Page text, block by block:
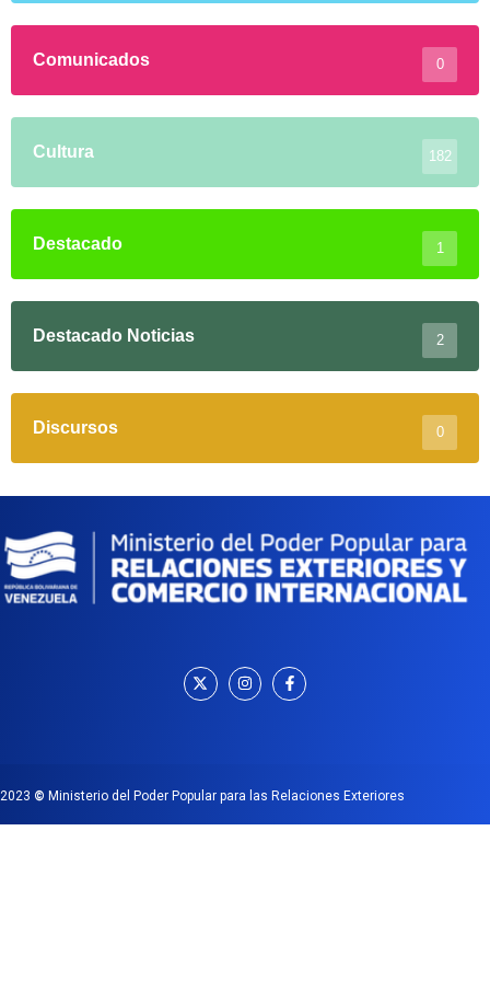
Comunicados 0
Cultura 182
Destacado 1
Destacado Noticias 2
Discursos 0
2023 © Ministerio del Poder Popular para las Relaciones Exteriores